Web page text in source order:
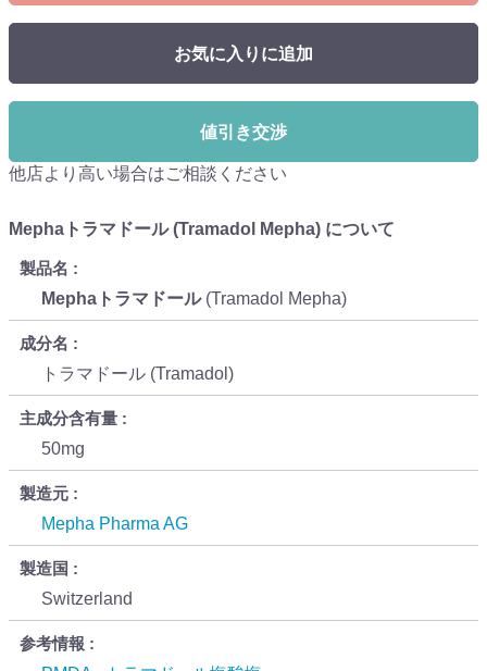
お気に入りに追加
値引き交渉
他店より高い場合はご相談ください
Mephaトラマドール (Tramadol Mepha) について
製品名
Mephaトラマドール(Tramadol Mepha)
成分名
トラマドール (Tramadol)
主成分含有量
50mg
製造元
Mepha Pharma AG
製造国
Switzerland
参考情報